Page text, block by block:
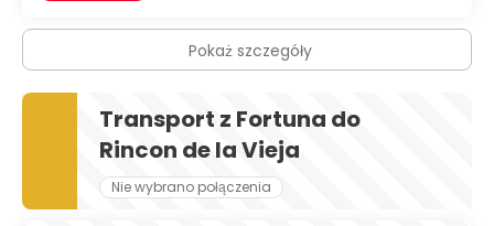
Pokaż szczegóły
Transport z Fortuna do
Rincon de la Vieja
Nie wybrano połączenia